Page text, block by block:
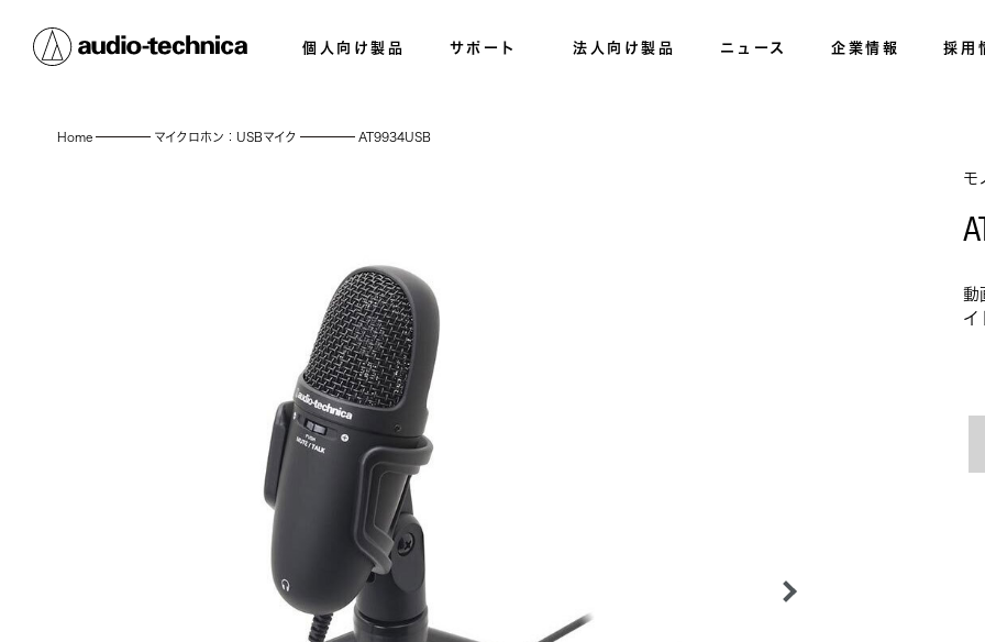
個人向け製品 サポート 法人向け製品 ニュース 企業情報 採用
Home マイクロホン：USBマイク AT9934USB
モ
動
イ